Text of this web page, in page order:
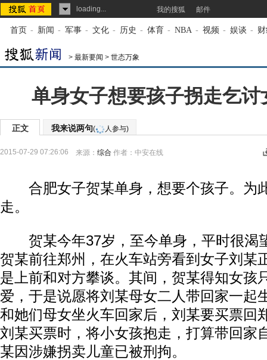
loading... 我的搜狐 邮件
首页 - 新闻 - 军事 - 文化 - 历史 - 体育 - NBA - 视频 - 娱谈 -
> 最新要闻 > 世态万象
单身女子想要孩子拐走乞讨
正文 我来说两句( 人参与)
2015-07-29 07:26:06 来源： 综合 作者：中安在线
合肥女子贺某单身，想要个孩子。为
走。
贺某今年37岁，至今单身，平时很渴
贺某前往郑州，在火车站旁看到女子刘某
是上前和对方攀谈。其间，贺某得知女孩
爱，于是说愿将刘某母女二人带回家一起
和她们母女坐火车回家后，刘某要买票回
刘某买票时，将小女孩抱走，打算带回家
某因涉嫌拐卖儿童已被刑拘。